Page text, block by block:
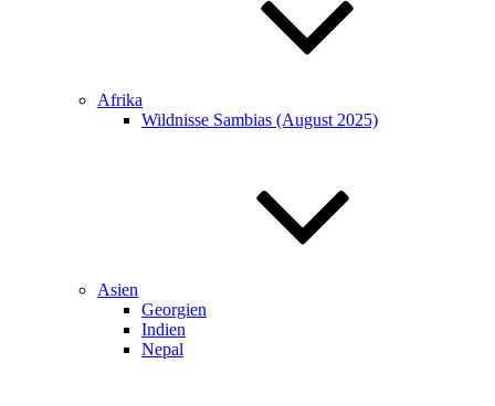
Afrika
Wildnisse Sambias (August 2025)
Asien
Georgien
Indien
Nepal